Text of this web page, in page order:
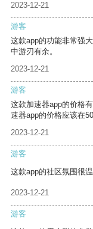
2023-12-21
游客
这款app的功能非常强
中游刃有余。
2023-12-21
游客
这款加速器app的价格
速器app的价格应该在
2023-12-21
游客
这款app的社区氛围很
2023-12-21
游客